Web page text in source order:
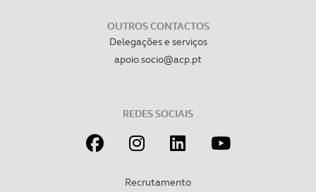
OUTROS CONTACTOS
Delegações e serviços
apoio.socio@acp.pt
REDES SOCIAIS
Recrutamento